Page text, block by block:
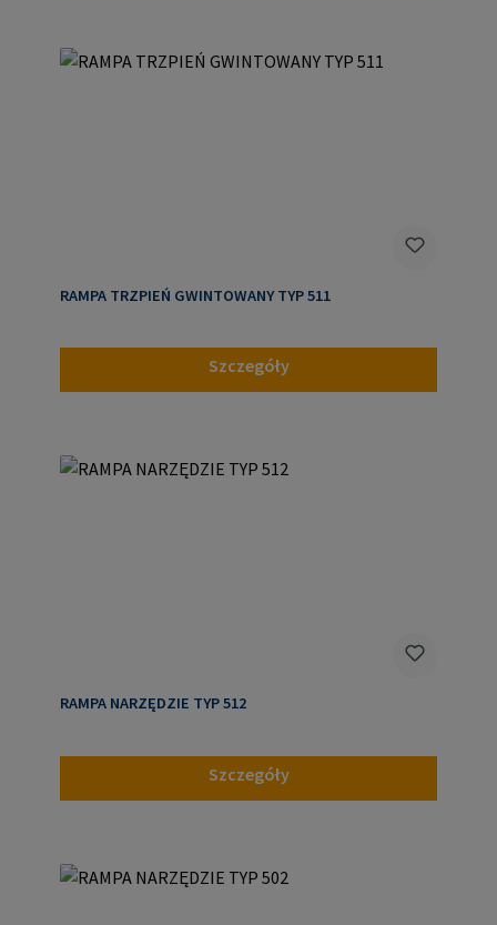
RAMPA TRZPIEŃ GWINTOWANY TYP 511
Szczegóły
RAMPA NARZĘDZIE TYP 512
Szczegóły